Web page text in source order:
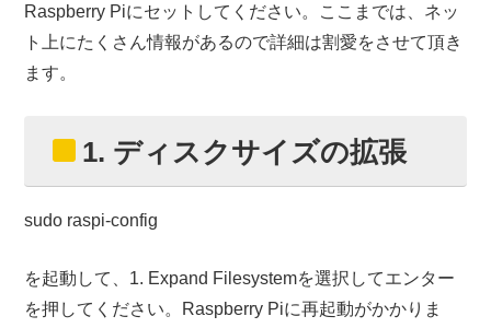
Raspberry Piにセットしてください。ここまでは、ネッ
ト上にたくさん情報があるので詳細は割愛をさせて頂き
ます。
1. ディスクサイズの拡張
sudo raspi-config
を起動して、1. Expand Filesystemを選択してエンター
を押してください。Raspberry Piに再起動がかかりま